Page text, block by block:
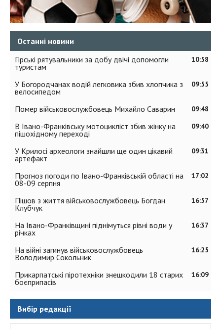
Останні новини
10:58
Гірські рятувальники за добу двічі допомогли
туристам
09:55
У Богородчанах водій легковика збив хлопчика з
велосипедом
09:48
Помер військовослужбовець Михайло Саварин
09:40
В Івано-Франківську мотоцикліст збив жінку на
пішохідному переході
09:31
У Крилосі археологи знайшли ще один цікавий
артефакт
17:02
Прогноз погоди по Івано-Франківській області на
08-09 серпня
16:57
Пішов з життя військовослужбовець Богдан
Клубчук
16:37
На Івано-Франківщині піднімуться рівні води у
річках
16:25
На війні загинув військовослужбовець
Володимир Сокольник
16:09
Прикарпатські піротехніки знешкодили 18 старих
боєприпасів
Вибір редакції